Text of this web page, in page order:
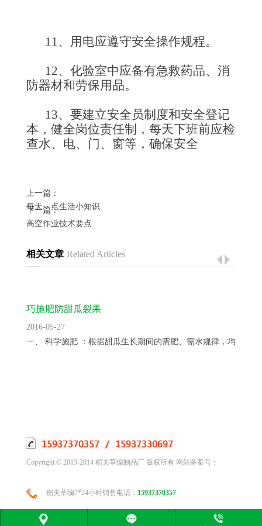
11、用电应遵守安全操作规程。
12、化验室中应备有急救药品、消
防器材和劳保用品。
13、要建立安全员制度和安全登记
本，健全岗位责任制，每天下班前应检
查水、电、门、窗等，确保安全
上一篇：
每天一点生活小知识
下一篇：
高空作业技术要点
相关文章 Related Articles
巧施肥防甜瓜裂果
2016-05-27
一、 科学施肥 ：根据甜瓜生长期间的需肥、需水规律，均衡供...
Copyright © 2013-2014 稻夫草编制品厂 版权所有 网站备案号：
稻夫草编7*24小时销售电话： 15937370357